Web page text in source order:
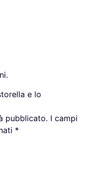
e lo
pubblicato. I campi
*